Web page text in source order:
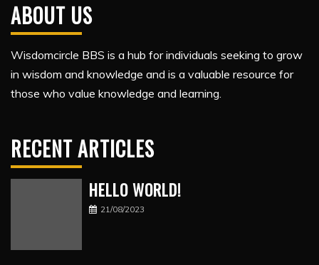
ABOUT US
Wisdomcircle BBS is a hub for individuals seeking to grow
in wisdom and knowledge and is a valuable resource for
those who value knowledge and learning.
RECENT ARTICLES
HELLO WORLD!
21/08/2023